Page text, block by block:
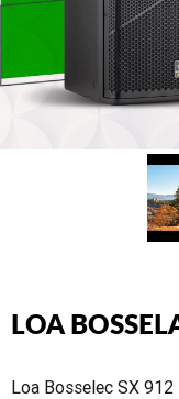
LOA
Loa Bosselec SX